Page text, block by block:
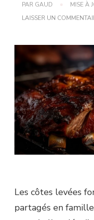
PAR GAUD MISE À
LAISSER UN
Les côtes levées
partagés en